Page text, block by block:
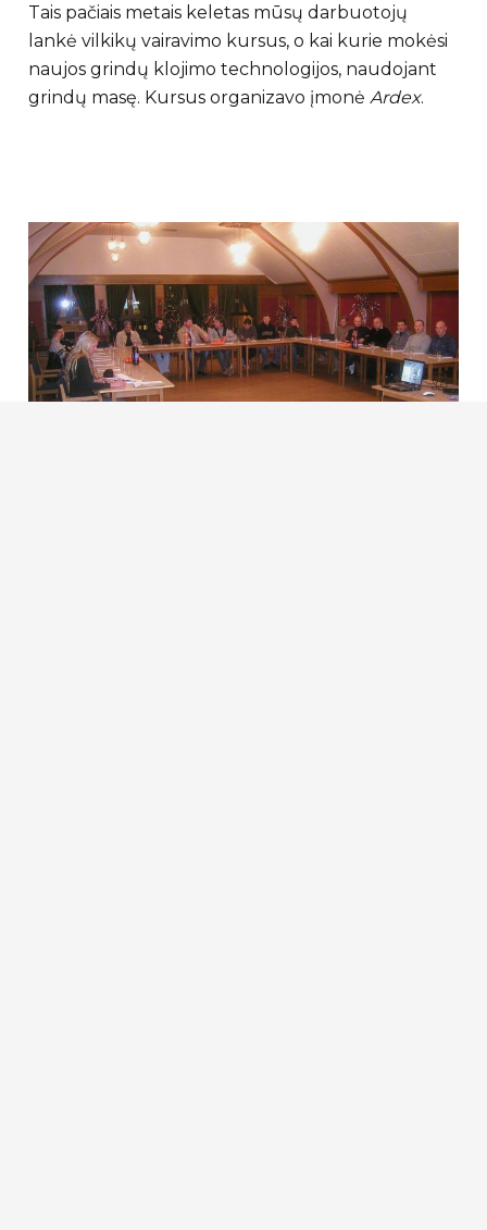
Tais pačiais metais keletas mūsų darbuotojų
lankė vilkikų vairavimo kursus, o kai kurie mokėsi
naujos grindų klojimo technologijos, naudojant
grindų masę. Kursus organizavo įmonė Ardex.